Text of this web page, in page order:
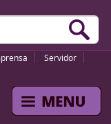
Servidor